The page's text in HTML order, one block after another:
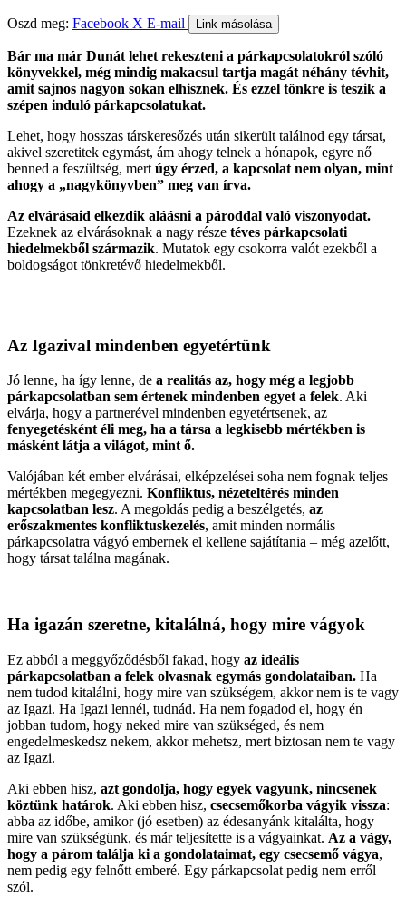
Oszd meg: Facebook X E-mail Link másolása
Bár ma már Dunát lehet rekeszteni a párkapcsolatokról szóló
könyvekkel, még mindig makacsul tartja magát néhány tévhit,
amit sajnos nagyon sokan elhisznek. És ezzel tönkre is teszik a
szépen induló párkapcsolatukat.
Lehet, hogy hosszas társkeresőzés után sikerült találnod egy társat,
akivel szeretitek egymást, ám ahogy telnek a hónapok, egyre nő
benned a feszültség, mert úgy érzed, a kapcsolat nem olyan, mint
ahogy a „nagykönyvben” meg van írva.
Az elvárásaid elkezdik aláásni a pároddal való viszonyodat.
Ezeknek az elvárásoknak a nagy része téves párkapcsolati
hiedelmekből származik. Mutatok egy csokorra valót ezekből a
boldogságot tönkretévő hiedelmekből.
Az Igazival mindenben egyetértünk
Jó lenne, ha így lenne, de a realitás az, hogy még a legjobb
párkapcsolatban sem értenek mindenben egyet a felek. Aki
elvárja, hogy a partnerével mindenben egyetértsenek, az
fenyegetésként éli meg, ha a társa a legkisebb mértékben is
másként látja a világot, mint ő.
Valójában két ember elvárásai, elképzelései soha nem fognak teljes
mértékben megegyezni. Konfliktus, nézeteltérés minden
kapcsolatban lesz. A megoldás pedig a beszélgetés, az
erőszakmentes konfliktuskezelés, amit minden normális
párkapcsolatra vágyó embernek el kellene sajátítania – még azelőtt,
hogy társat találna magának.
Ha igazán szeretne, kitalálná, hogy mire vágyok
Ez abból a meggyőződésből fakad, hogy az ideális
párkapcsolatban a felek olvasnak egymás gondolataiban. Ha
nem tudod kitalálni, hogy mire van szükségem, akkor nem is te vagy
az Igazi. Ha Igazi lennél, tudnád. Ha nem fogadod el, hogy én
jobban tudom, hogy neked mire van szükséged, és nem
engedelmeskedsz nekem, akkor mehetsz, mert biztosan nem te vagy
az Igazi.
Aki ebben hisz, azt gondolja, hogy egyek vagyunk, nincsenek
köztünk határok. Aki ebben hisz, csecsemőkorba vágyik vissza:
abba az időbe, amikor (jó esetben) az édesanyánk kitalálta, hogy
mire van szükségünk, és már teljesítette is a vágyainkat. Az a vágy,
hogy a párom találja ki a gondolataimat, egy csecsemő vágya,
nem pedig egy felnőtt emberé. Egy párkapcsolat pedig nem erről
szól.